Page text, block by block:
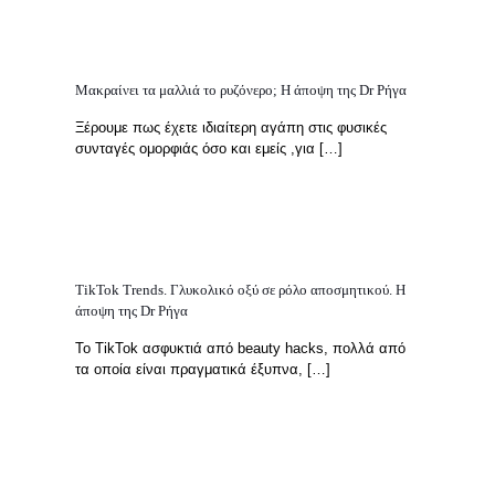
Μακραίνει τα μαλλιά το ρυζόνερο; H άποψη της Dr Ρήγα
Ξέρουμε πως έχετε ιδιαίτερη αγάπη στις φυσικές
συνταγές ομορφιάς όσο και εμείς ,για […]
TikTok Trends. Γλυκολικό οξύ σε ρόλο αποσμητικού. H
άποψη της Dr Ρήγα
To TikTok ασφυκτιά από beauty hacks, πολλά από
τα οποία είναι πραγματικά έξυπνα, […]